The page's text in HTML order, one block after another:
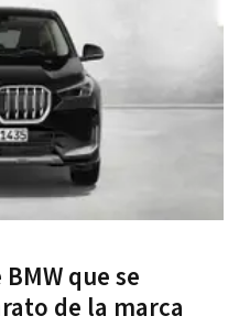
que se
de la marca